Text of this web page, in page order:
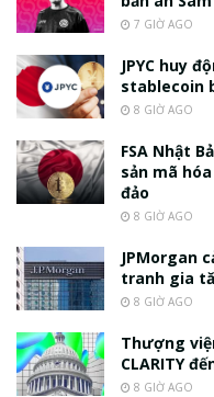
7 GIỜ AGO
JPYC huy
stablecoin
8 GIỜ AGO
FSA Nhật
sản mã
đảo
8 GIỜ AGO
JPMorgan
tranh gia
8 GIỜ AGO
Thượng
CLARITY
8 GIỜ AGO